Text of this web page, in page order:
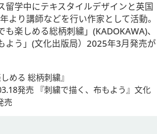
能、セキュリティ等を各自ご理解いた
さい。参加方法・接続環境についてはこ
。
もの］をお受け取りになりましたら、同
い致します。
に不備があり交換が必要な場合は到着後
さい。尚、不備のあったキットは不備内
留学中にテキスタイルデザインと英国
より講師などを行い作家として活動。
楽しめる総柄刺繍」(KADOKAWA)、
よう」(文化出版局）2025年3月発売が
める 総柄刺繍』
発売 『刺繍で描く、布もよう』文化
売